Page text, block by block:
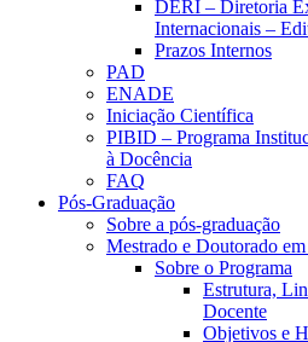
DERI – Diretoria
Internacionais –
Prazos Internos
PAD
ENADE
Iniciação Científica
PIBID – Programa
à Docência
FAQ
Pós-Graduação
Sobre a pós-graduação
Mestrado e Doutorado
Sobre o Programa
Estrutura,
Docente
Objetivos e